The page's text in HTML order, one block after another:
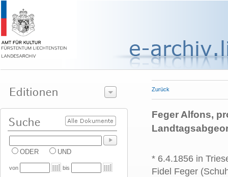
ODER UND
von bis
Zurück
Feger Alfons,
* 6.4.1856 in
Fidel Feger